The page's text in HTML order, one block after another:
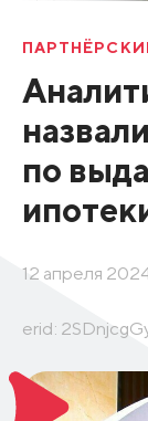
по
12 апреля
erid: